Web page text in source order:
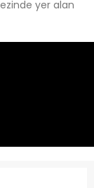
yer alan